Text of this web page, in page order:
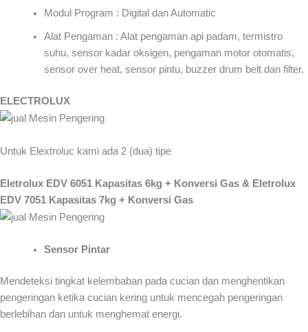
Modul Program : Digital dan Automatic
Alat Pengaman : Alat pengaman api padam, termistro
suhu, sensor kadar oksigen, pengaman motor otomatis,
sensor over heat, sensor pintu, buzzer drum belt dan filter.
ELECTROLUX
Untuk Elextroluc kami ada 2 (dua) tipe
Eletrolux EDV 6051 Kapasitas 6kg + Konversi Gas & Eletrolux
EDV 7051 Kapasitas 7kg + Konversi Gas
Sensor Pintar
Mendeteksi tingkat kelembaban pada cucian dan menghentikan
pengeringan ketika cucian kering untuk mencegah pengeringan
berlebihan dan untuk menghemat energi.